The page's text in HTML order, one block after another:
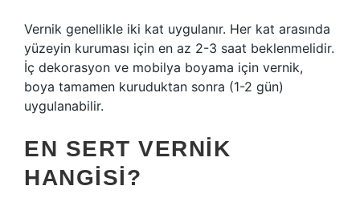
Vernik genellikle iki kat uygulanır. Her kat arasında
yüzeyin kuruması için en az 2-3 saat beklenmelidir.
İç dekorasyon ve mobilya boyama için vernik,
boya tamamen kuruduktan sonra (1-2 gün)
uygulanabilir.
EN SERT VERNIK
HANGISI?